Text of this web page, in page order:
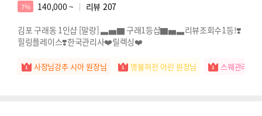
7% 140,000 ~ 리뷰 207
김포 구래동 1인샵 [말랑] ▃▅▇ 구래1등샵▇▅▃리뷰조회수1등!❣️
힐링플레이스❣️한국관리사❤️릴렉싱❤️
사장님강추 시아 원장님 명불허전 아린 원장님 스웨관리짱